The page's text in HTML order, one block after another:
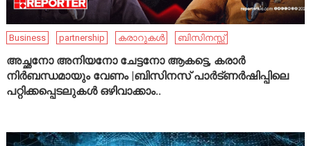
Business partnership കരാറുകൾ ബിസിനസ്സ്
അച്ഛനോ അനിയനോ ചേട്ടനോ ആകട്ടെ, കരാർ
നിർബന്ധമായും വേണം |ബിസിനസ് പാർട്ണർഷിപ്പിലെ
പറ്റിക്കപ്പെടലുകൾ ഒഴിവാക്കാം..